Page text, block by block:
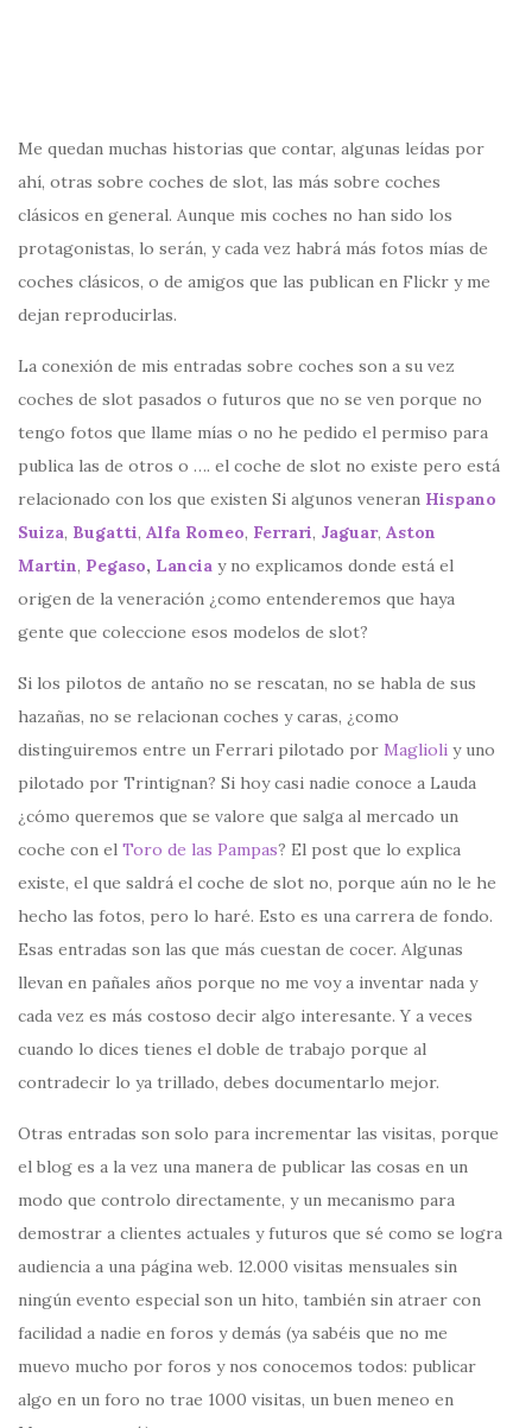
Me quedan muchas historias que contar, algunas leídas por
ahí, otras sobre coches de slot, las más sobre coches
clásicos en general. Aunque mis coches no han sido los
protagonistas, lo serán, y cada vez habrá más fotos mías de
coches clásicos, o de amigos que las publican en Flickr y me
dejan reproducirlas.
La conexión de mis entradas sobre coches son a su vez
coches de slot pasados o futuros que no se ven porque no
tengo fotos que llame mías o no he pedido el permiso para
publica las de otros o …. el coche de slot no existe pero está
relacionado con los que existen Si algunos veneran Hispano
Suiza, Bugatti, Alfa Romeo, Ferrari, Jaguar, Aston
Martin, Pegaso, Lancia y no explicamos donde está el
origen de la veneración ¿como entenderemos que haya
gente que coleccione esos modelos de slot?
Si los pilotos de antaño no se rescatan, no se habla de sus
hazañas, no se relacionan coches y caras, ¿como
distinguiremos entre un Ferrari pilotado por Maglioli y uno
pilotado por Trintignan? Si hoy casi nadie conoce a Lauda
¿cómo queremos que se valore que salga al mercado un
coche con el Toro de las Pampas? El post que lo explica
existe, el que saldrá el coche de slot no, porque aún no le he
hecho las fotos, pero lo haré. Esto es una carrera de fondo.
Esas entradas son las que más cuestan de cocer. Algunas
llevan en pañales años porque no me voy a inventar nada y
cada vez es más costoso decir algo interesante. Y a veces
cuando lo dices tienes el doble de trabajo porque al
contradecir lo ya trillado, debes documentarlo mejor.
Otras entradas son solo para incrementar las visitas, porque
el blog es a la vez una manera de publicar las cosas en un
modo que controlo directamente, y un mecanismo para
demostrar a clientes actuales y futuros que sé como se logra
audiencia a una página web. 12.000 visitas mensuales sin
ningún evento especial son un hito, también sin atraer con
facilidad a nadie en foros y demás (ya sabéis que no me
muevo mucho por foros y nos conocemos todos: publicar
algo en un foro no trae 1000 visitas, un buen meneo en